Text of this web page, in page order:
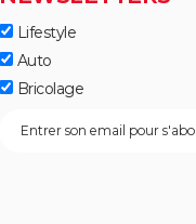
Lifestyle
Auto
Bricolage